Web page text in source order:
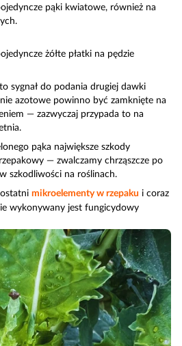
pąki kwiatowe, również na
żółte płatki na pędzie
sygnał do podania drugiej dawki
azotowe powinno być zamknięte na
— zazwyczaj przypada to na
pąka największe szkody
— zwalczamy chrząszcze po
szkodliwości na roślinach.
mikroelementy w rzepaku i coraz
wykonywany jest fungicydowy